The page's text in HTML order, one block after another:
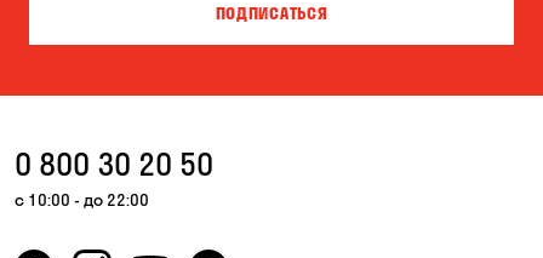
ПОДПИСАТЬСЯ
0 800 30 20 50
с 10:00 - до 22:00